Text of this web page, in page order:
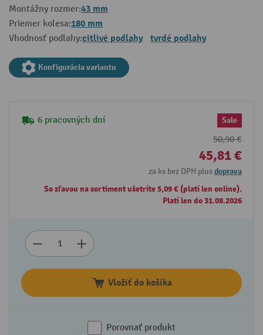
Montážny rozmer:43 mm
Priemer kolesa:180 mm
Vhodnosť podlahy:citlivé podlahy tvrdé podlahy
Konfigurácia variantu
6 pracovných dní Sale
50,90 €
45,81 €
za ks bez DPH plusdoprava
So zľavou na sortiment ušetríte 5,09 € (platí len online).
Platí len do 31.08.2026
Vložiť do košíka
Porovnať produkt